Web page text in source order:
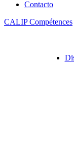
Contacto
CALIP Compétences